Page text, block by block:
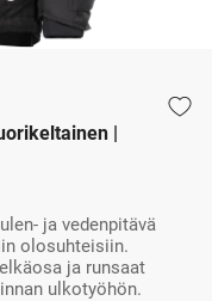
|
ja vedenpitävä
olosuhteisiin.
ja runsaat
ulkotyöhön.